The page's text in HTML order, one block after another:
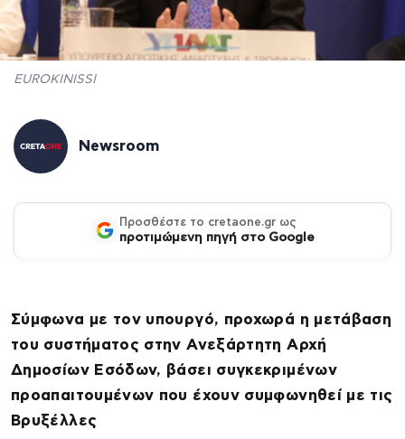
EUROKINISSI
Newsroom
Προσθέστε το cretaone.gr ως
προτιμώμενη πηγή στο Google
Σύμφωνα με τον υπουργό, προχωρά η μετάβαση
του συστήματος στην Ανεξάρτητη Αρχή
Δημοσίων Εσόδων, βάσει συγκεκριμένων
προαπαιτουμένων που έχουν συμφωνηθεί με τις
Βρυξέλλες